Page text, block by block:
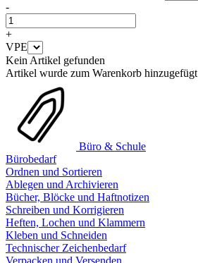
-
+
VPE
Kein Artikel gefunden
Artikel wurde zum Warenkorb hinzugefügt
Büro & Schule
Bürobedarf
Ordnen und Sortieren
Ablegen und Archivieren
Bücher, Blöcke und Haftnotizen
Schreiben und Korrigieren
Heften, Lochen und Klammern
Kleben und Schneiden
Technischer Zeichenbedarf